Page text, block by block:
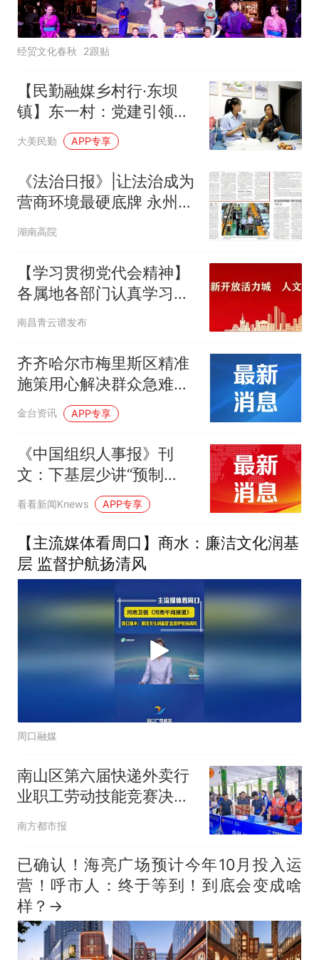
经贸文化春秋 2跟贴
【民勤融媒乡村行·东坝
镇】东一村：党建引领绘
新卷 和美乡村入画来
大美民勤 APP专享
《法治日报》|让法治成为
营商环境最硬底牌 永州法
院“企业服务年”护航高质
湖南高院
【学习贯彻党代会精神】
各属地各部门认真学习贯
彻区第十四次党代会精神
南昌青云谱发布
齐齐哈尔市梅里斯区精准
施策用心解决群众急难愁
盼
金台资讯 APP专享
《中国组织人事报》刊
文：下基层少讲“预制
话”！
看看新闻Knews APP专享
【主流媒体看周口】商水：廉洁文化润基
层 监督护航扬清风
周口融媒
南山区第六届快递外卖行
业职工劳动技能竞赛决赛
圆满举办
南方都市报
已确认！海亮广场预计今年10月投入运
营！呼市人：终于等到！到底会变成啥
样？→